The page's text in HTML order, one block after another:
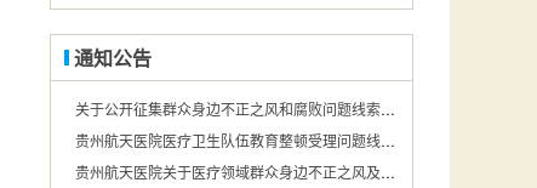
通知公告
关于公开征集群众身边不正之风和腐败问题线索的公告
贵州航天医院医疗卫生队伍教育整顿受理问题线索举报的公告
贵州航天医院关于医疗领域群众身边不正之风及腐败问题投诉举报途径的公示